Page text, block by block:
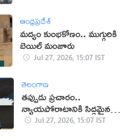
ఆంధ్రప్రదేశ్
మద్యం కుంభకోణం.. ముగ్గురికి
బెయిల్ మంజూరు
Jul 27, 2026, 15:07 IST
తెలంగాణ
తప్పుడు ప్రచారం..
న్యాయపోరాటానికి సిద్ధమైన
గడ్కరీ!Jul 27, 2026, 15:07 IST